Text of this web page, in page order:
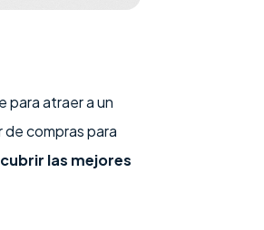
para atraer a un
de compras para
las mejores